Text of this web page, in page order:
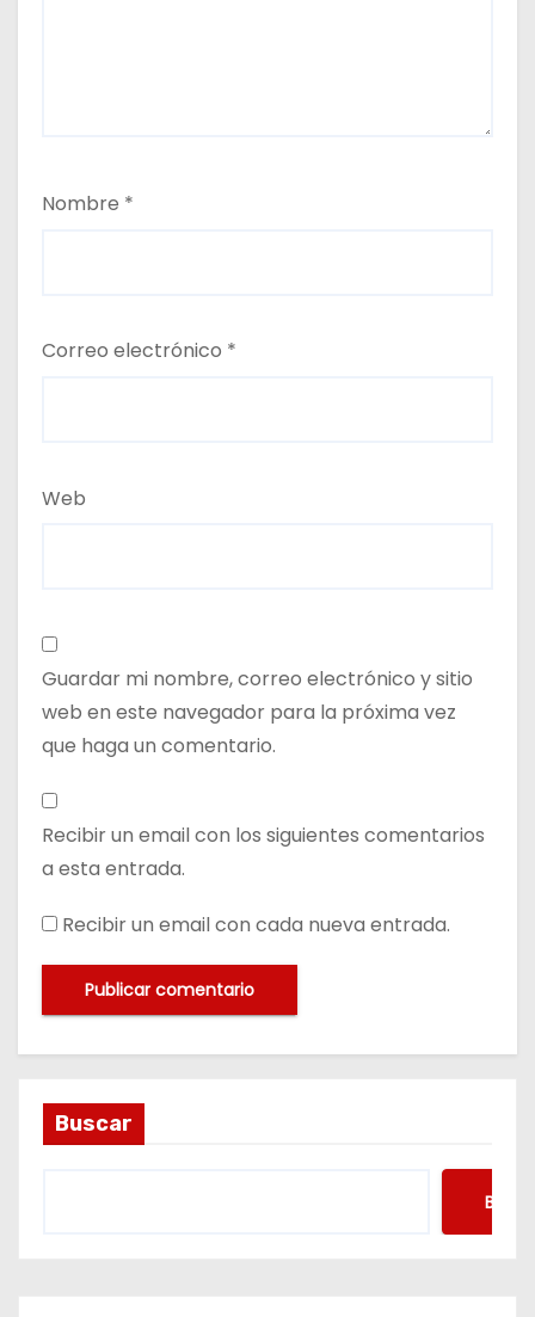
Nombre *
Correo electrónico *
Web
Guardar mi nombre, correo electrónico y sitio
web en este navegador para la próxima vez
que haga un comentario.
Recibir un email con los siguientes comentarios
a esta entrada.
Recibir un email con cada nueva entrada.
Buscar